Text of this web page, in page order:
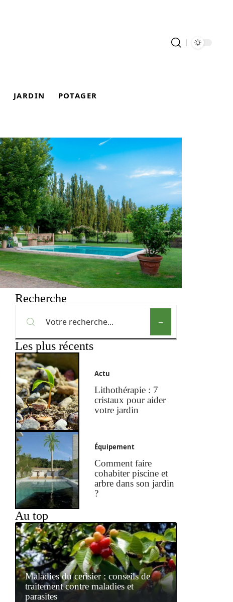
JARDIN POTAGER
Recherche
Les plus récents
Actu
Lithothérapie : 7
cristaux pour aider
votre jardin
Équipement
Comment faire
cohabiter piscine et
arbre dans son jardin
?
Au top
Maladies du cerisier : conseils de
traitement contre maladies et
parasites